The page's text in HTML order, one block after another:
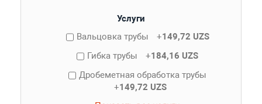
Услуги
Вальцовка трубы
+149,72 UZS
Гибка трубы
+184,16 UZS
Дробеметная обработка трубы
+149,72 UZS